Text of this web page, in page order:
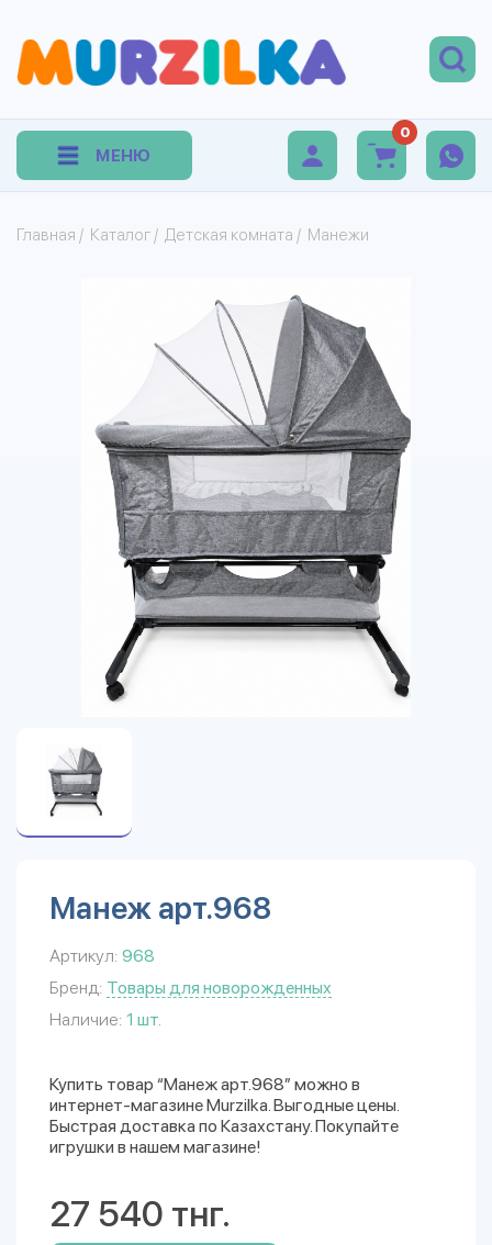
МЕНЮ
0
Главная / Каталог / Детская комната / Манежи
Манеж арт.968
Артикул: 968
Бренд: Товары для новорожденных
Наличие: 1 шт.
Купить товар “Манеж арт.968” можно в
интернет-магазине Murzilka. Выгодные цены.
Быстрая доставка по Казахстану. Покупайте
игрушки в нашем магазине!
27 540 тнг.